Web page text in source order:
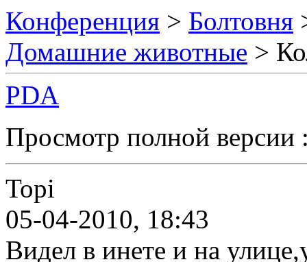
Конференция > Болтовня
Домашние животные >
PDA
Просмотр полной
Topi
05-04-2010, 18:43
Видел в инете и на